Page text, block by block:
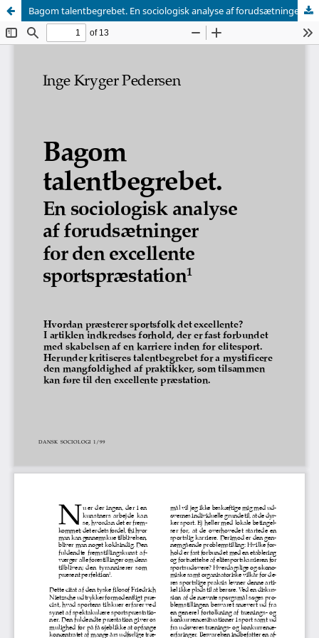
Bagom talentbegrebet. En sociologisk analyse af forudsætninger for den excellente sportspræsentation